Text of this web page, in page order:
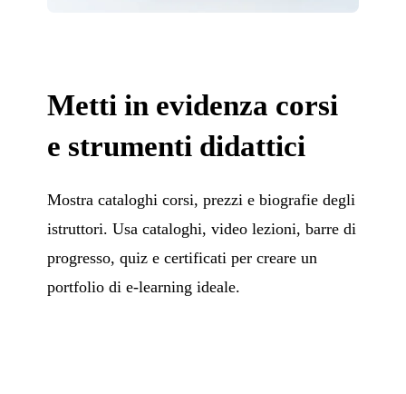
Metti in evidenza corsi
e strumenti didattici
Mostra cataloghi corsi, prezzi e biografie degli
istruttori. Usa cataloghi, video lezioni, barre di
progresso, quiz e certificati per creare un
portfolio di e-learning ideale.